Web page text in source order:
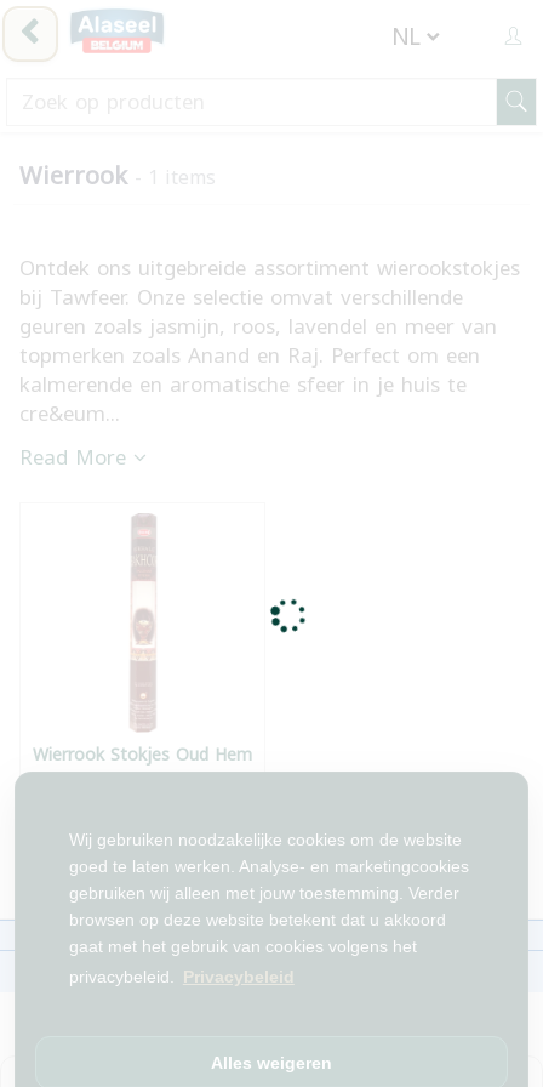
Wij gebruiken noodzakelijke cookies om de website
goed te laten werken. Analyse- en marketingcookies
gebruiken wij alleen met jouw toestemming. Verder
browsen op deze website betekent dat u akkoord
gaat met het gebruik van cookies volgens het
privacybeleid. Privacybeleid
Alles weigeren
Wierrook - 1 items
Ontdek ons uitgebreide assortiment wierookstokjes
bij Tawfeer. Onze selectie omvat verschillende
geuren zoals jasmijn, roos, lavendel en meer van
topmerken zoals Anand en Raj. Perfect om een
kalmerende en aromatische sfeer in je huis te
cre&eum...
Read More
Wierrook Stokjes Oud Hem
Contact Beleid
auteursrechten©Tawfeer 2018-2026